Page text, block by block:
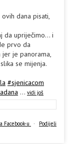
dana pisati,
da upriječimo... i
prvo da
je panorama,
se mijenja.
#sjenicacom
... vidi još
Facebook-u · Podijeli